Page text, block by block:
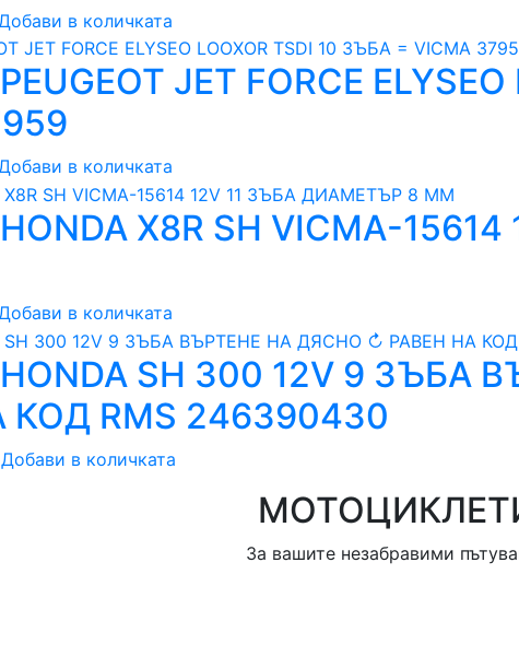
в количката
JET FORCE
в количката
X8R SH VICMA-
в количката
SH 300 12V 9
КОД RMS 246390430
Добави в количката
За вашите незабравими